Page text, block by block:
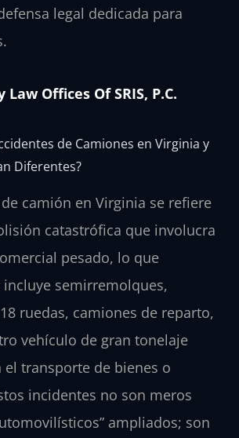
legal dedicada para
Offices Of SRIS, P.C.
de Camiones en Virginia y
Diferentes?
camión en Virginia se refiere
catastrófica que involucra
pesado, lo que
semirremolques,
ruedas, camiones de reparto,
vehículo de gran tonelaje
el transporte de bienes o
incidentes no son meros
ampliados; son